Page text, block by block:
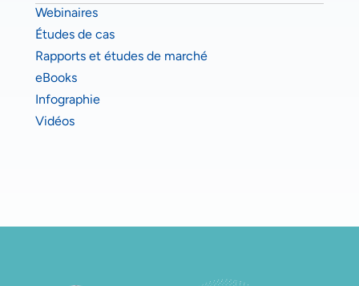
Webinaires
Études de cas
Rapports et études de marché
eBooks
Infographie
Vidéos